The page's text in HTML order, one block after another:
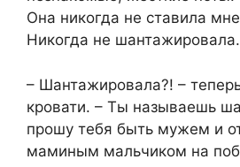
Она никогда не ставила
Никогда не шантажировала.
– Шантажировала?! –
кровати. – Ты называешь
прошу тебя быть мужем и
маминым мальчиком на